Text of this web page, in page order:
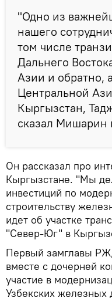
"Одно из
нашего
том числе
Дальнего
Азии и обратно,
Центральной
Кыргызстан,
сказал Мишарин
Он рассказал про
Кыргызстане. "Мы
инвестиций по
строительству
идет об участке
"Север-Юг" в
Первый замглавы
вместе с дочерней
участие в
Узбекских железных